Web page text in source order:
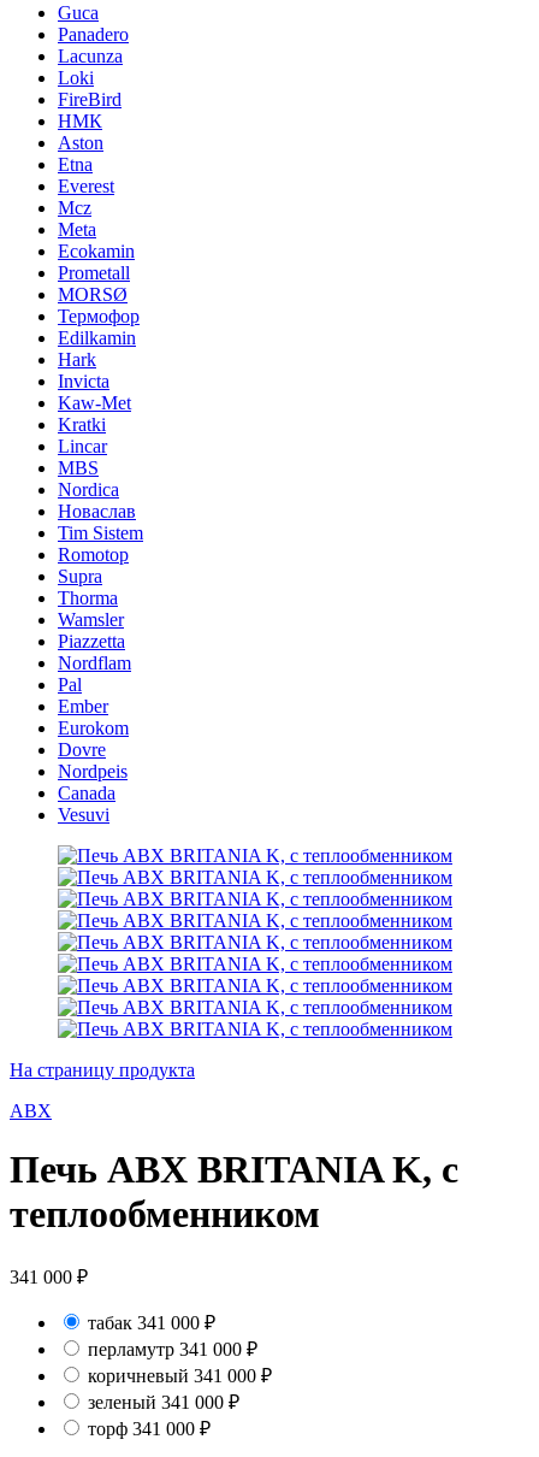
Guca
Panadero
Lacunza
Loki
FireBird
НМК
Aston
Etna
Everest
Mcz
Meta
Ecokamin
Prometall
MORSØ
Термофор
Edilkamin
Hark
Invicta
Kaw-Met
Kratki
Lincar
MBS
Nordica
Новаслав
Tim Sistem
Romotop
Supra
Thorma
Wamsler
Piazzetta
Nordflam
Pal
Ember
Eurokom
Dovre
Nordpeis
Canada
Vesuvi
На страницу продукта
ABX
Печь ABX BRITANIA K, с
теплообменником
341 000 ₽
табак 341 000 ₽
перламутр 341 000 ₽
коричневый 341 000 ₽
зеленый 341 000 ₽
торф 341 000 ₽